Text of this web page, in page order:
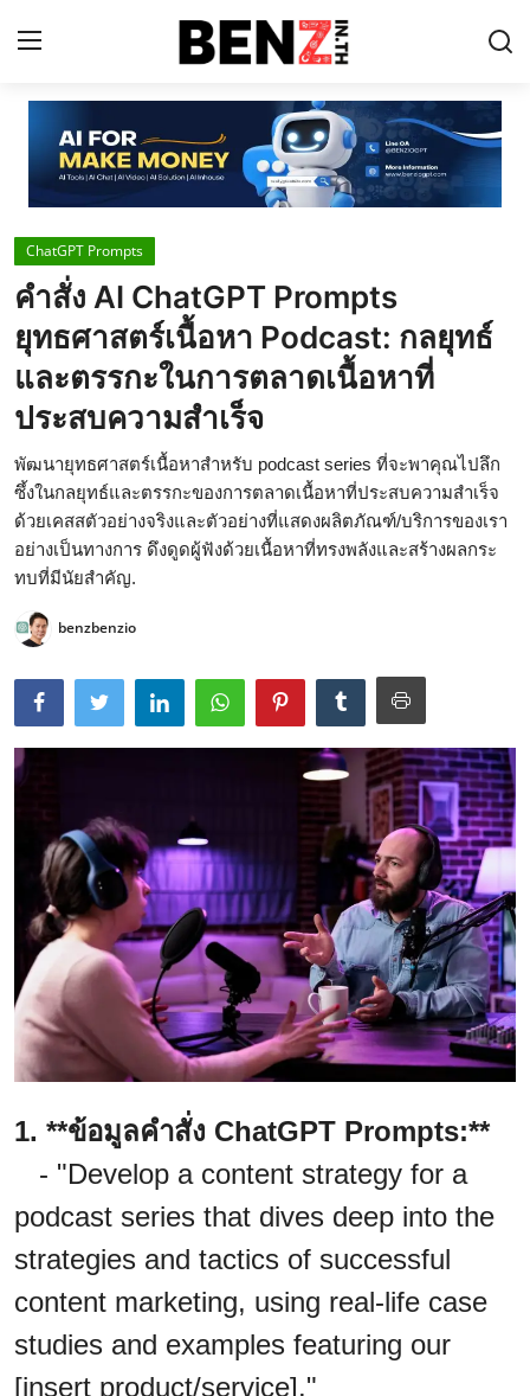
Home
Contact
AI Tools
ChatGPT Prompts
ข่าว AI รอบโลก
ThaiGPT Builder
คอร์สเรียน ChatGPT
ChatGPT Prompts
คำสั่ง AI ChatGPT Prompts
ยุทธศาสตร์เนื้อหา Podcast: กลยุทธ์
และตรรกะในการตลาดเนื้อหาที่
ประสบความสำเร็จ
พัฒนายุทธศาสตร์เนื้อหาสำหรับ podcast series ที่จะพาคุณไปลึก
ซึ้งในกลยุทธ์และตรรกะของการตลาดเนื้อหาที่ประสบความสำเร็จ
ด้วยเคสสตัวอย่างจริงและตัวอย่างที่แสดงผลิตภัณฑ์/บริการของเรา
อย่างเป็นทางการ ดึงดูดผู้ฟังด้วยเนื้อหาที่ทรงพลังและสร้างผลกระ
ทบที่มีนัยสำคัญ.
benzbenzio
1. **ข้อมูลคำสั่ง ChatGPT Prompts:**
- "Develop a content strategy for a
podcast series that dives deep into the
strategies and tactics of successful
content marketing, using real-life case
studies and examples featuring our
[insert product/service]."